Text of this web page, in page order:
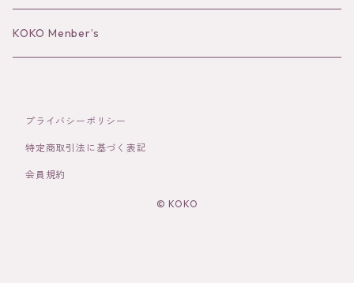
Bracelet／Bangle
Brooch
Hair Accessories
Hat
Socks
KOKO Menber’s
プライバシーポリシー
特定商取引法に基づく表記
会員規約
© KOKO